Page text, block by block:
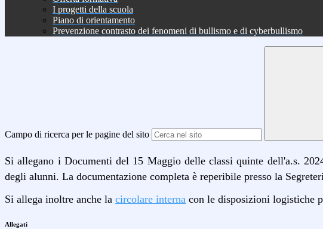
I progetti della scuola
Piano di orientamento
Prevenzione contrasto dei fenomeni di bullismo e di cyberbullismo
Campo di ricerca per le pagine del sito
Si allegano i Documenti del 15 Maggio delle classi quinte dell'a.s.
degli alunni. La documentazione completa è reperibile presso la
Si allega inoltre anche la circolare interna con le disposizioni logistiche
Allegati